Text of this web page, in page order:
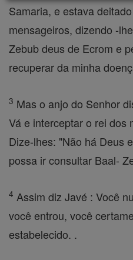
Samaria, e estava
mensageiros, dizendo -
Zebub deus de Ecrom e
recuperar da minha
3 Mas o anjo do Senhor
Vá e interceptar o rei dos
Dize-lhes: "Não há Deus
possa ir consultar Baal-
4 Assim diz Javé : Você
você entrou, você
estabelecido. .